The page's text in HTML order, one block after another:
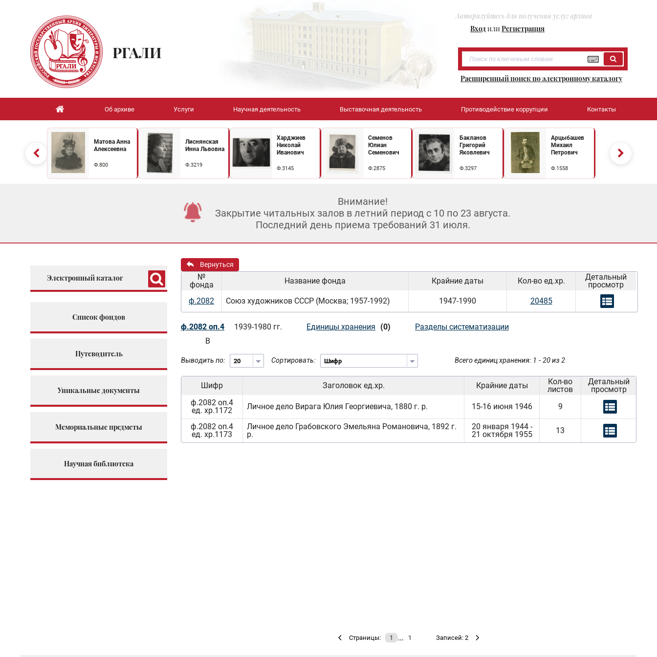
Авторизуйтесь для получения услуг архива
ВходилиРегистрация
РГАЛИ
Расширенный поиск по электронному каталогу
Об архиве Услуги Научная деятельность Выставочная деятельность Противодействие коррупции Контакты
Матова Анна
Алексеевна
Ф.800
Лиснянская
Инна Львовна
Ф.3219
Харджиев
Николай
Иванович
Ф.3145
Семенов
Юлиан
Семенович
Ф.2875
Бакланов
Григорий
Яковлевич
Ф.3297
Арцыбашев
Михаил
Петрович
Ф.1558
Внимание!
Закрытие читальных залов в летний период с 10 по 23 августа.
Последний день приема требований 31 июля.
Электронный каталог
Список фондов
Путеводитель
Уникальные документы
Мемориальные предметы
Научная библиотека
Вернуться
№
фонда
Название фонда Крайние даты Кол-во ед.хр.
Детальный
просмотр
ф.2082
Союз художников СССР (Москва; 1957-1992) 1947-1990 20485
ф.2082 оп.4 1939-1980 гг. Единицы хранения (0)
Разделы систематизации
В
Выводить по: Сортировать: Всего единиц хранения: 1 - 20 из 2
Шифр Заголовок ед.хр. Крайние даты
Кол-во
листов
Детальный
просмотр
ф.2082 оп.4
ед. хр.1172
Личное дело Вирага Юлия Георгиевича, 1880 г. р. 15-16 июня 1946 9
ф.2082 оп.4
ед. хр.1173
Личное дело Грабовского Эмельяна Романовича, 1892 г.
р.
20 января 1944 -
21 октября 1955
13
Страницы: 1 … 1 Записей: 2